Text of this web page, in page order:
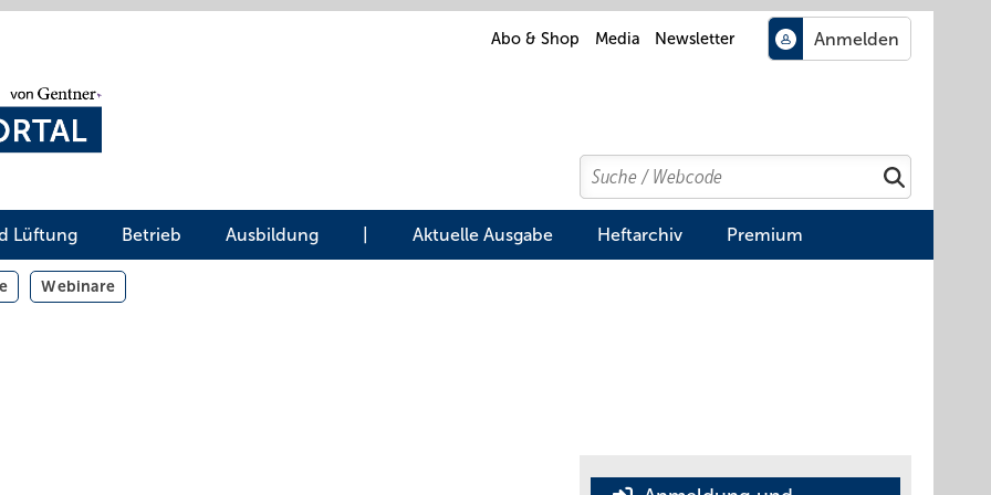
Abo & Shop Media Newsletter
Search
Suchen
Lüftung Betrieb Ausbildung Aktuelle Ausgabe Heftarchiv Premium
Webinare